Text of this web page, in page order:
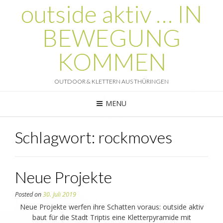
outside aktiv … IN
BEWEGUNG
KOMMEN
OUTDOOR & KLETTERN AUS THÜRINGEN
MENU
Schlagwort: rockmoves
Neue Projekte
Posted on30. Juli 2019
Neue Projekte werfen ihre Schatten voraus: outside aktiv
baut für die Stadt Triptis eine Kletterpyramide mit